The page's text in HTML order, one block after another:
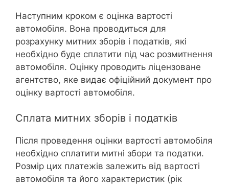
Наступним кроком є оцінка вартості
автомобіля. Вона проводиться для
розрахунку митних зборів і податків, які
необхідно буде сплатити під час розмитнення
автомобіля. Оцінку проводить ліцензоване
агентство, яке видає офіційний документ про
оцінку вартості автомобіля.
Сплата митних зборів і податків
Після проведення оцінки вартості автомобіля
необхідно сплатити митні збори та податки.
Розмір цих платежів залежить від вартості
автомобіля та його характеристик (рік